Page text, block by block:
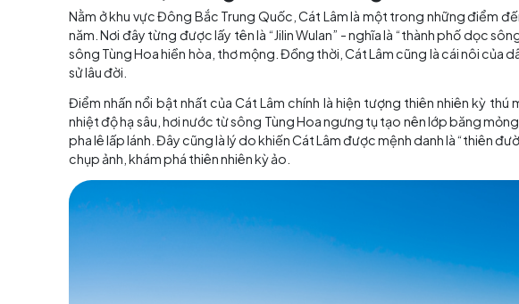
yên bình với khung cảnh rất đỗi trữ tình. Trong bài viết này,
cùng khám phá ngay sau đây.
Cát Lâm, Trung Quốc - Vùng đất
Nằm ở khu vực Đông Bắc Trung Quốc, Cát Lâm là một trong
năm. Nơi đây từng được lấy tên là “Jilin Wulan” - nghĩa là
sông Tùng Hoa hiền hòa, thơ mộng. Đồng thời, Cát Lâm cũng
sử lâu đời.
Điểm nhấn nổi bật nhất của Cát Lâm chính là hiện tượng
nhiệt độ hạ sâu, hơi nước từ sông Tùng Hoa ngưng tụ tạo
pha lê lấp lánh. Đây cũng là lý do khiến Cát Lâm được mệnh